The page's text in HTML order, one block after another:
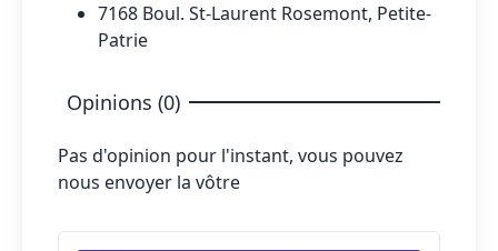
7168 Boul. St-Laurent Rosemont, Petite-
Patrie
Opinions (0)
Pas d'opinion pour l'instant, vous pouvez
nous envoyer la vôtre